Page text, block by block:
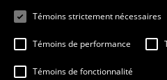
Témoins strictement nécessaires
Témoins de performance
Témoins de fonctionnalité